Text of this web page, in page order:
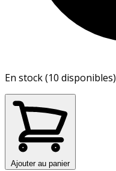
En stock (10 disponibles)
Ajouter au panier